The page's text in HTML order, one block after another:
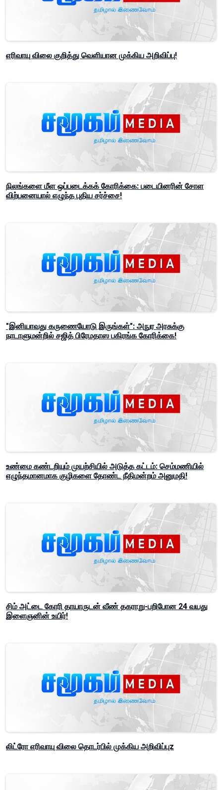
எரிவாயு விலை குறித்து வெளியான முக்கிய அறிவிப்பு!
நிலங்களை மீள ஒப்படைக்கக் கோரிக்கை: படையினரின் சோள
விற்பனையால் எழுந்த புதிய சர்ச்சை!
"இனியாவது கருணையோடு இருங்கள்": அநுர அரசுக்கு
நாடாளுமன்றில் சஜித் பிரேமதாஸ பகிரங்க கோரிக்கை!
உண்மை கண்டறியும் முயற்சியில் அடுத்த கட்டம்: செம்மணியில்
எழுந்தமானமாக குழிகளை தோண்ட நீதிமன்றம் அனுமதி!
சிம் அட்டை கோரி தாயாருடன் வீண் தகராறு-பறிபோன 24 வயது
இளைஞனின் உயிர்!
லிட்ரோ எரிவாயு விலை தொடர்பில் முக்கிய அறிவிப்புz